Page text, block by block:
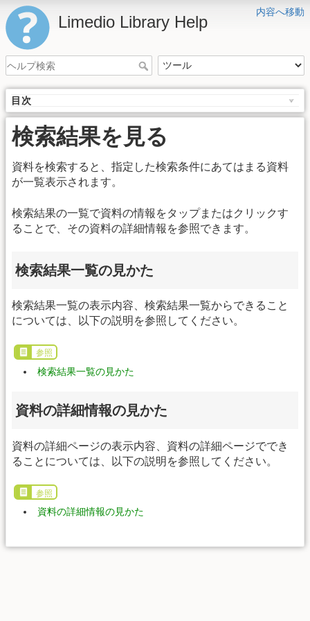
内容へ移動
Limedio Library Help
目次
検索結果を見る
資料を検索すると、指定した検索条件にあてはまる資料
が一覧表示されます。
検索結果の一覧で資料の情報をタップまたはクリックす
ることで、その資料の詳細情報を参照できます。
検索結果一覧の見かた
検索結果一覧の表示内容、検索結果一覧からできること
については、以下の説明を参照してください。
参照
検索結果一覧の見かた
資料の詳細情報の見かた
資料の詳細ページの表示内容、資料の詳細ページででき
ることについては、以下の説明を参照してください。
参照
資料の詳細情報の見かた